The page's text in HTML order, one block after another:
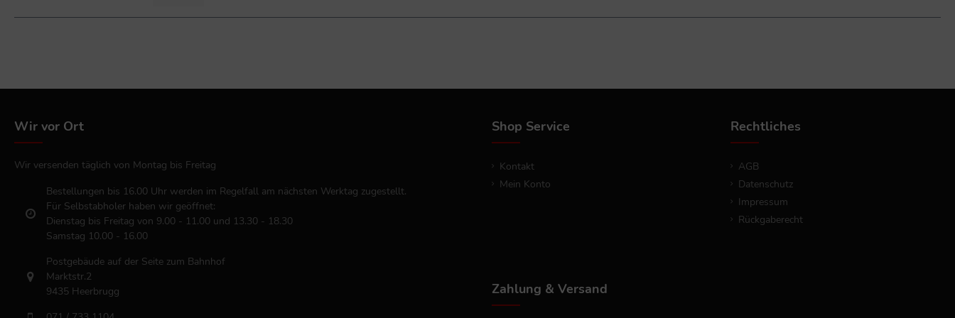
(YSL)Produktbezeichnung: Y for Men Eau de Parfum IntenseInhalt: 100 ml Duftfamilie: Aromatisch-Holzig (Aromatic Woody / Fougère)Für Wen: HerrenParfümeur: Dominique
Wir vor Ort
Wir versenden täglich von Montag bis Freitag
Bestellungen bis 16.00 Uhr werden im Regelfall am nächsten Werktag zugestellt.
Für Selbstabholer haben wir geöffnet:
Dienstag bis Freitag von 9.00 - 11.00 und 13.30 - 18.30
Samstag 10.00 - 16.00
Postgebäude auf der Seite zum Bahnhof
Marktstr.2
9435 Heerbrugg
Shop Service
Kontakt
Mein Konto
Rechtliches
AGB
Datenschutz
Impressum
Rückgaberecht
Zahlung & Versand